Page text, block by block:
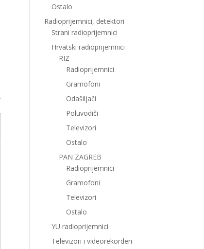
Ostalo
Radioprijemnici, detektori
Strani radioprijemnici
Hrvatski radioprijemnici
RIZ
Radioprijemnici
Gramofoni
Odašiljači
Poluvodiči
Televizori
Ostalo
PAN ZAGREB
Radioprijemnici
Gramofoni
Televizori
Ostalo
YU radioprijemnici
Televizori i videorekorderi